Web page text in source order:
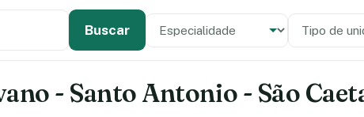
Buscar Especialidade
Tipo de unidade
- Santo Antonio - São